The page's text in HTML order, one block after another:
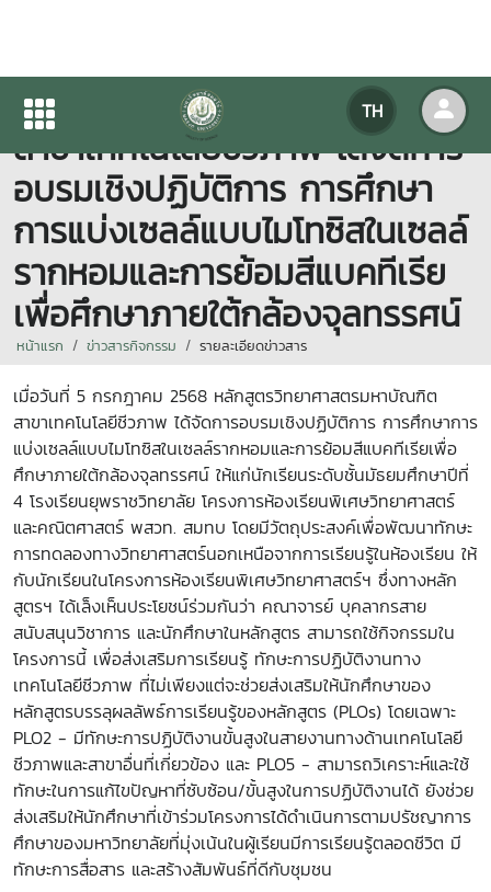
TH
หลักสูตรวิทยาศาสตรมหาบัณฑิต
สาขาเทคโนโลยีชีวภาพ ได้จัดการ
อบรมเชิงปฏิบัติการ การศึกษา
การแบ่งเซลล์แบบไมโทซิสในเซลล์
รากหอมและการย้อมสีแบคทีเรีย
เพื่อศึกษาภายใต้กล้องจุลทรรศน์
หน้าแรก ข่าวสารกิจกรรม รายละเอียดข่าวสาร
เมื่อวันที่ 5 กรกฎาคม 2568 หลักสูตรวิทยาศาสตรมหาบัณฑิต
สาขาเทคโนโลยีชีวภาพ ได้จัดการอบรมเชิงปฏิบัติการ การศึกษาการ
แบ่งเซลล์แบบไมโทซิสในเซลล์รากหอมและการย้อมสีแบคทีเรียเพื่อ
ศึกษาภายใต้กล้องจุลทรรศน์ ให้แก่นักเรียนระดับชั้นมัธยมศึกษาปีที่
4 โรงเรียนยุพราชวิทยาลัย โครงการห้องเรียนพิเศษวิทยาศาสตร์
และคณิตศาสตร์ พสวท. สมทบ โดยมีวัตถุประสงค์เพื่อพัฒนาทักษะ
การทดลองทางวิทยาศาสตร์นอกเหนือจากการเรียนรู้ในห้องเรียน ให้
กับนักเรียนในโครงการห้องเรียนพิเศษวิทยาศาสตร์ฯ ซึ่งทางหลัก
สูตรฯ ได้เล็งเห็นประโยชน์ร่วมกันว่า คณาจารย์ บุคลากรสาย
สนับสนุนวิชาการ และนักศึกษาในหลักสูตร สามารถใช้กิจกรรมใน
โครงการนี้ เพื่อส่งเสริมการเรียนรู้ ทักษะการปฏิบัติงานทาง
เทคโนโลยีชีวภาพ ที่ไม่เพียงแต่จะช่วยส่งเสริมให้นักศึกษาของ
หลักสูตรบรรลุผลลัพธ์การเรียนรู้ของหลักสูตร (PLOs) โดยเฉพาะ
PLO2 - มีทักษะการปฏิบัติงานขั้นสูงในสายงานทางด้านเทคโนโลยี
ชีวภาพและสาขาอื่นที่เกี่ยวข้อง และ PLO5 - สามารถวิเคราะห์และใช้
ทักษะในการแก้ไขปัญหาที่ซับซ้อน/ขั้นสูงในการปฏิบัติงานได้ ยังช่วย
ส่งเสริมให้นักศึกษาที่เข้าร่วมโครงการได้ดำเนินการตามปรัชญาการ
ศึกษาของมหาวิทยาลัยที่มุ่งเน้นในผู้เรียนมีการเรียนรู้ตลอดชีวิต มี
ทักษะการสื่อสาร และสร้างสัมพันธ์ที่ดีกับชุมชน